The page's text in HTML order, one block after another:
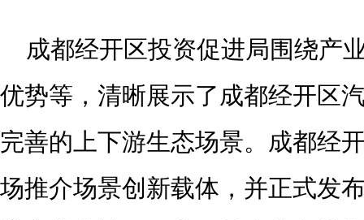
成都经开区投资促进局围绕产
优势等，清晰展示了成都经开区
完善的上下游生态场景。成都经
场推介场景创新载体，并正式发